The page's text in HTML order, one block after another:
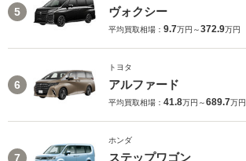
5 ヴォクシー
平均買取相場： 9.7万円～372.9万円
6
トヨタ
アルファード
平均買取相場： 41.8万円～689.7万円
7
ホンダ
ステップワゴン